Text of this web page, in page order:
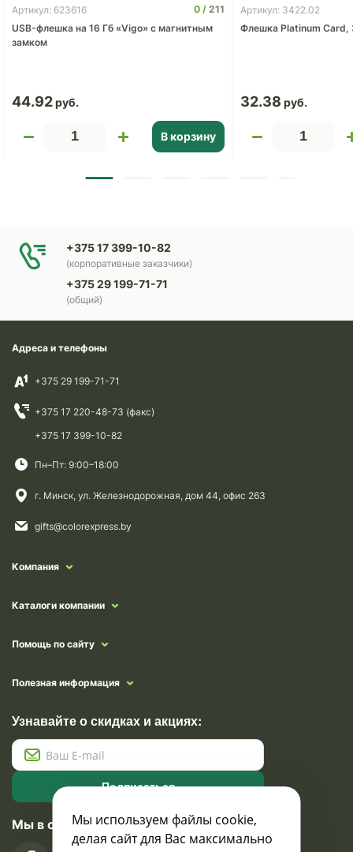
Артикул: 623616 0
211
USB-флешка на 16 Гб «Vigo» с магнитным
замком
44.92
В корзину
Артикул: 3422.02
Флешка Platinum Card,
32.38
+375 17 399-10-82
(корпоративные заказчики)
+375 29 199-71-71
(общий)
Адреса и телефоны
+375 29 199-71-71
+375 17 220-48-73 (факс)
+375 17 399-10-82
Пн–Пт: 9:00–18:00
г. Минск, ул. Железнодорожная, дом 44, офис 263
gifts@colorexpress.by
Компания
Каталоги компании
Помощь по сайту
Полезная информация
Узнавайте о скидках и акциях:
Подписаться
Мы в социальных сетях
Мы используем файлы cookie,
делая сайт для Вас максимально